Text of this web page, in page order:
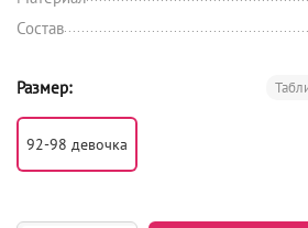
Состав
Размер:
92-98 девочка